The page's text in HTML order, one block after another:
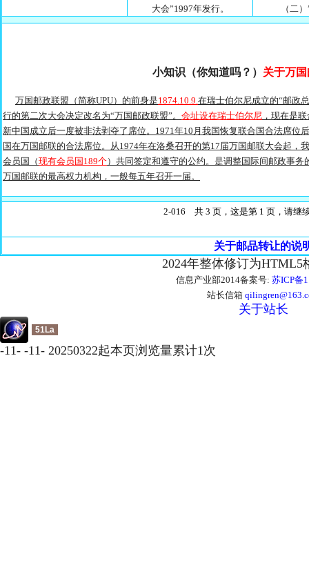
大会”1997年发行。
（二
小知识（你知道吗？） 关于万
万国邮政联盟（简称UPU）的前身是1874.10.9.在瑞士伯尔尼成立的“邮政
行的第二次大会决定改名为“万国邮政联盟”。 会址设在瑞士伯尔尼 ，现在是
新中国成立后一度被非法剥夺了席位。1971年10月我国恢复联合国合法席位
国在万国邮联的合法席位。从1974年在洛桑召开的第17届万国邮联大会起，
会员国（现有会员国189个）共同签定和遵守的公约。是调整国际间邮政事
万国邮联的最高权力机构，一般每五年召开一届。
2-016 共 3 页，这是第 1 页，请继
关于邮品转让的说
2024年整体修订为HTML5
信息产业部2014备案号: 苏ICP备
站长信箱
关于站长
51La
-11- -11- 20250322起本页浏览量累计1次